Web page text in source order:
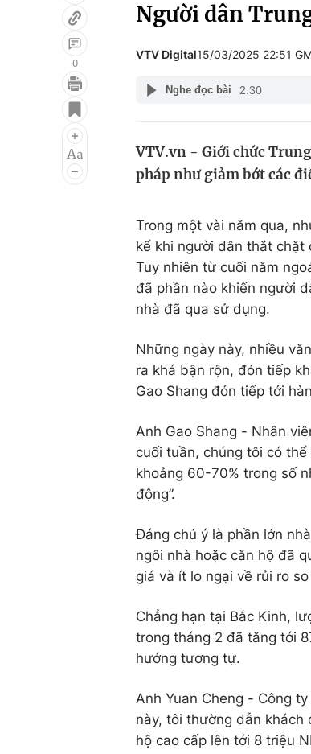
Điện ảnh
Âm nhạc
Làm đẹp
0
Người dân
VTV Digital15/03/2025 22:51
Nghe đọc bài 2:30
VTV.vn - Giới chức
pháp như giảm bớt các
Trong một vài năm qua,
kể khi người dân thắt chặt
Tuy nhiên từ cuối năm
đã phần nào khiến người
nhà đã qua sử dụng.
Những ngày này, nhiều
ra khá bận rộn, đón tiếp
Gao Shang đón tiếp tới
Anh Gao Shang - Nhân
cuối tuần, chúng tôi có
khoảng 60-70% trong số
động”.
Đáng chú ý là phần lớn
ngôi nhà hoặc căn hộ đã
giá và ít lo ngại về rủi ro
Chẳng hạn tại Bắc Kinh,
trong tháng 2 đã tăng tới
hướng tương tự.
Anh Yuan Cheng - Công
này, tôi thường dẫn khách
hộ cao cấp lên tới 8 triệu